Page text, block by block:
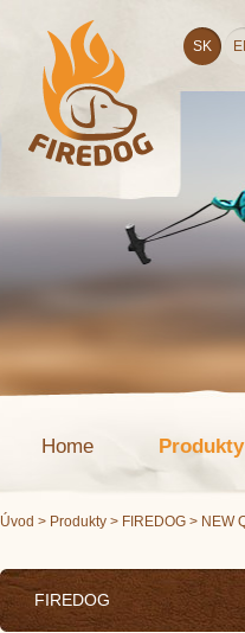
SK
Home Produkty
Úvod > Produkty > FIREDOG > NEW
FIREDOG